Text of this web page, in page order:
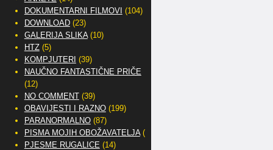
DOKUMENTARNI FILMOVI (104)
DOWNLOAD(23)
GALERIJA SLIKA(10)
HTZ(5)
KOMPJUTERI (39)
NAUČNO FANTASTIČNE PRIČE
(12)
NO COMMENT(39)
OBAVIJESTI I RAZNO(199)
PARANORMALNO(87)
PISMA MOJIH OBOŽAVATELJA(2)
PJESME RUGALICE (14)